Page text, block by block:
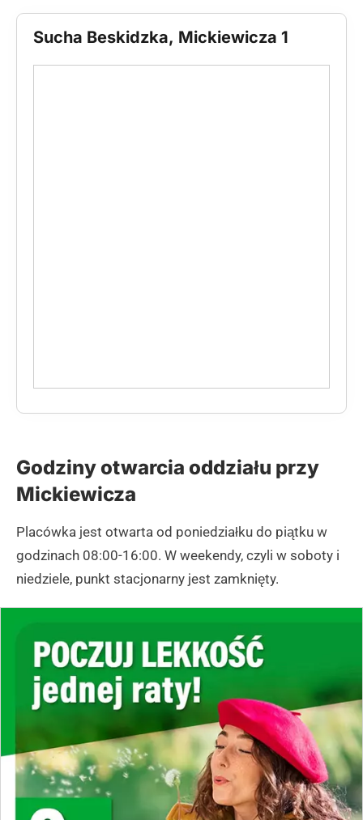
Sucha Beskidzka, Mickiewicza 1
Godziny otwarcia oddziału przy
Mickiewicza
Placówka jest otwarta od poniedziałku do piątku w
godzinach 08:00-16:00. W weekendy, czyli w soboty i
niedziele, punkt stacjonarny jest zamknięty.